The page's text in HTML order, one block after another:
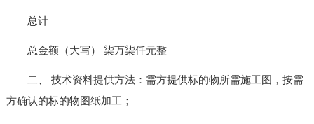
总计
总金额（大写） 柒万柒仟元整
二、 技术资料提供方法：需方提供标的物所需施工图，按需
方确认的标的物图纸加工；